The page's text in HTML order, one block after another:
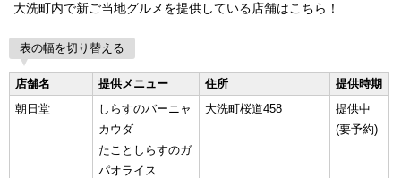
大洗町内で新ご当地グルメを提供している店舗はこちら！
表の幅を切り替える
店舗名 提供メニュー 住所
提供時期
朝日堂
しらすのバーニャ
カウダ
たことしらすのガ
パオライス
大洗町桜道458
提供中
(要予約)